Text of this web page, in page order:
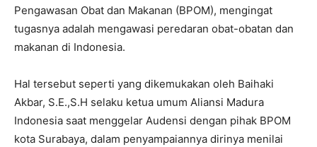
Pengawasan Obat dan Makanan (BPOM), mengingat
tugasnya adalah mengawasi peredaran obat-obatan dan
makanan di Indonesia.
Hal tersebut seperti yang dikemukakan oleh Baihaki
Akbar, S.E.,S.H selaku ketua umum Aliansi Madura
Indonesia saat menggelar Audensi dengan pihak BPOM
kota Surabaya, dalam penyampaiannya dirinya menilai